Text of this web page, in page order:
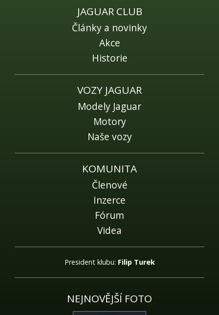
JAGUAR CLUB
Články a novinky
Akce
Historie
VOZY JAGUAR
Modely Jaguar
Motory
Naše vozy
KOMUNITA
Členové
Inzerce
Fórum
Videa
President klubu: Filip Turek
NEJNOVĚJŠÍ FOTO